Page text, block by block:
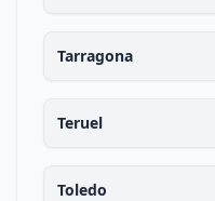
Tarragona
Teruel
Toledo